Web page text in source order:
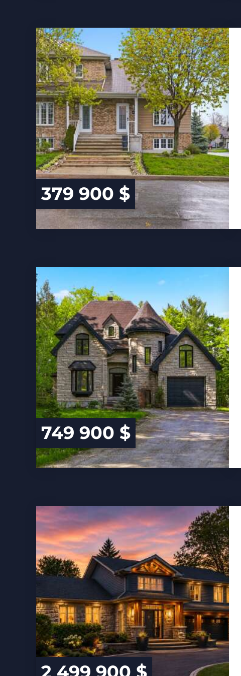
379 900 $
749 900 $